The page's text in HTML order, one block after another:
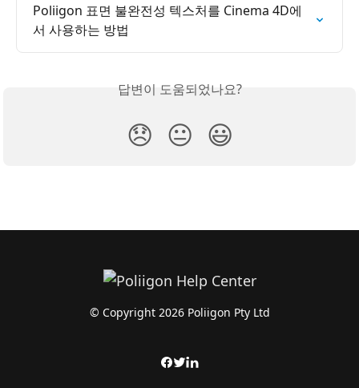
Poliigon 표면 불완전성 텍스처를 Cinema 4D에
서 사용하는 방법
답변이 도움되었나요?
😞 😐 😃
© Copyright 2026 Poliigon Pty Ltd